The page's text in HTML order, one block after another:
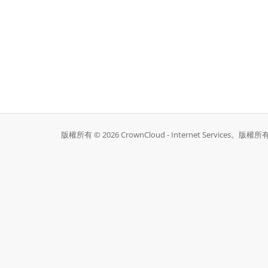
版權所有 © 2026 CrownCloud - Internet Services。版權所